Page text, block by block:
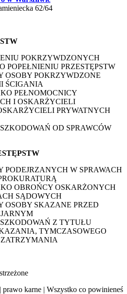
62/64
POKRZYWDZONYCH
POPEŁNIENIU PRZESTĘPSTW
OSOBY POKRZYWDZONE
ŚCIGANIA
PEŁNOMOCNICY
I OSKARŻYCIELI
PRYWATNYCH
OD SPRAWCÓW
PODEJRZANYCH W SPRAWACH
OBROŃCY OSKARŻONYCH
SĄDOWYCH
OSOBY SKAZANE PRZED
Z TYTUŁU
TYMCZASOWEGO
karne | Wszystko co powinieneś